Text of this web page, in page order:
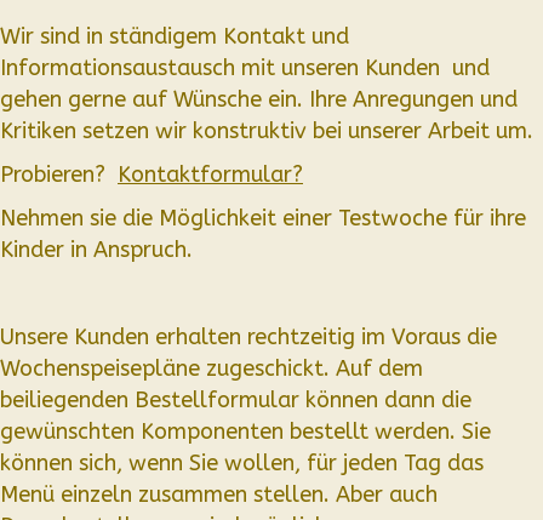
Wir sind in ständigem Kontakt und
Informationsaustausch mit unseren Kunden und
gehen gerne auf Wünsche ein. Ihre Anregungen und
Kritiken setzen wir konstruktiv bei unserer Arbeit um.
Probieren? Kontaktformular?
Nehmen sie die Möglichkeit einer Testwoche für ihre
Kinder in Anspruch.
Unsere Kunden erhalten rechtzeitig im Voraus die
Wochenspeisepläne zugeschickt. Auf dem
beiliegenden Bestellformular können dann die
gewünschten Komponenten bestellt werden. Sie
können sich, wenn Sie wollen, für jeden Tag das
Menü einzeln zusammen stellen. Aber auch